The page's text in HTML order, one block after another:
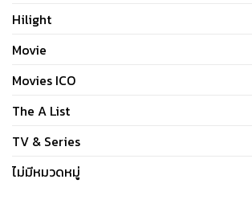
Hilight
Movie
Movies ICO
The A List
TV & Series
ไม่มีหมวดหมู่